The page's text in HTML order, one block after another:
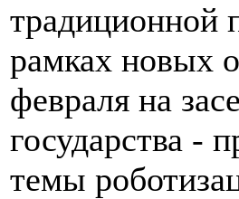
традиционной
рамках новых
февраля на
государства -
темы